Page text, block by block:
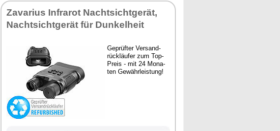
Za­va­ri­us In­fra­rot Nacht­sicht­ge­rät,
Nacht­sicht­ge­rät für Dun­kel­heit
Ge­prüf­ter Ver­sand­
rück­läu­fer zum Top-
Preis - mit 24 Mo­na­
ten Ge­währ­leis­tung!